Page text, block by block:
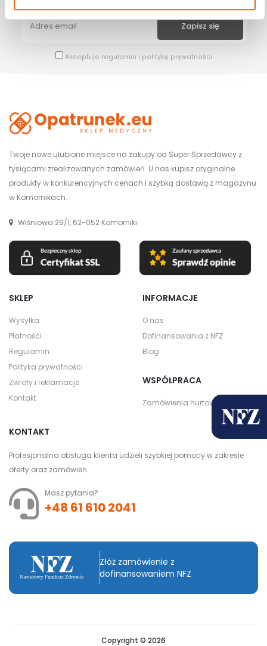
Akceptuje regulamin i politykę prywatności
Twoje nowe ulubione miejsce na zakupy od Super Sprzedawcy z
tysiącami zrealizowanych zamówień. U nas kupisz oryginalne
produkty w konkurencyjnych cenach i szybką dostawą z magazynu
w Komornikach.
Wiśniowa 29/1, 62-052 Komorniki
SKLEP
Wysyłka
Płatności
Regulamin
Polityka prywatności
Zwroty i reklamacje
Kontakt
INFORMACJE
O nas
Dofinansowania z NFZ
Blog
WSPÓŁPRACA
Zamówienia hurtowe
KONTAKT
Profesjonalna obsługa klienta udzieli szybkiej pomocy w zakresie
oferty oraz zamówień.
Masz pytania?
+48 61 610 2041
Złóż zamówienie z
dofinansowaniem NFZ
Copyright © 2026